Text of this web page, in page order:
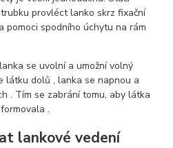
provléct lanko skrz fixační
pomoci spodního úchytu na rám
se uvolní a umožní volný
látku dolů , lanka se napnou a
. Tím se zabrání tomu, aby látka
.
lankové vedení